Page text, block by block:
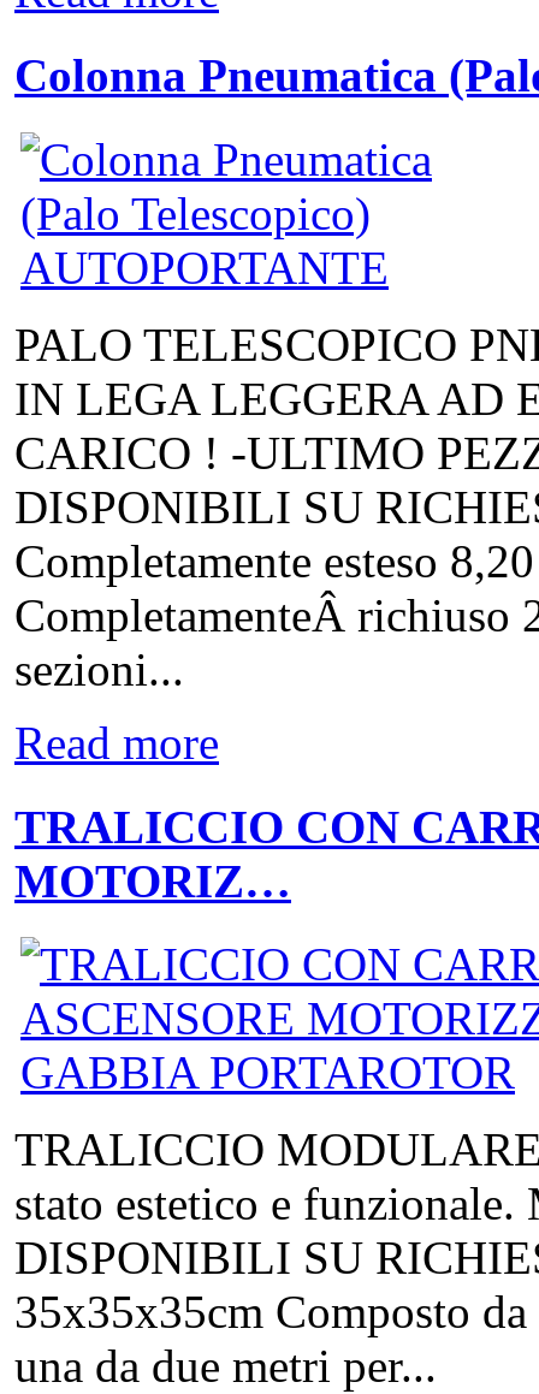
Colonna Pneumatica
PALO TELESCOPICO
IN LEGA LEGGERA AD
CARICO ! -ULTIMO
DISPONIBILI SU
Completamente esteso
CompletamenteÂ richiuso
sezioni...
Read more
TRALICCIO CON
MOTORIZ…
TRALICCIO
stato estetico e
DISPONIBILI SU
35x35x35cm Composto
una da due metri per...